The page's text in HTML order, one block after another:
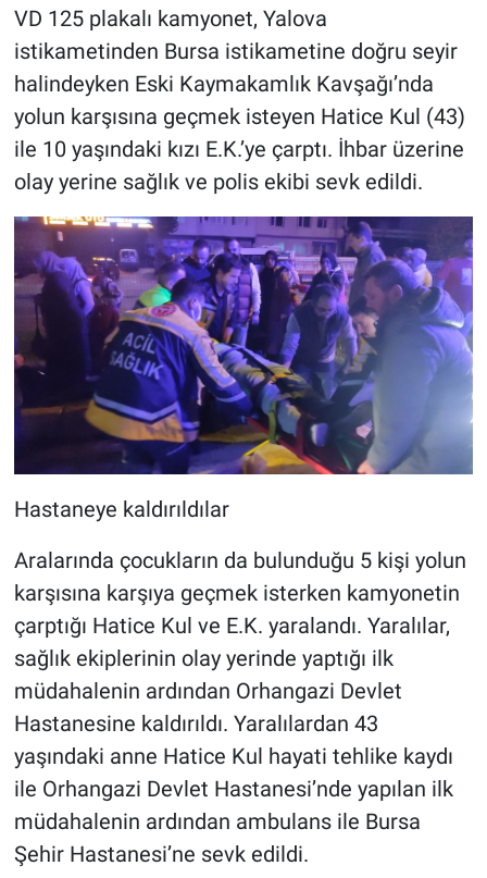
VD 125 plakalı kamyonet, Yalova
istikametinden Bursa istikametine doğru seyir
halindeyken Eski Kaymakamlık Kavşağı’nda
yolun karşısına geçmek isteyen Hatice Kul (43)
ile 10 yaşındaki kızı E.K.’ye çarptı. İhbar üzerine
olay yerine sağlık ve polis ekibi sevk edildi.
Hastaneye kaldırıldılar
Aralarında çocukların da bulunduğu 5 kişi yolun
karşısına karşıya geçmek isterken kamyonetin
çarptığı Hatice Kul ve E.K. yaralandı. Yaralılar,
sağlık ekiplerinin olay yerinde yaptığı ilk
müdahalenin ardından Orhangazi Devlet
Hastanesine kaldırıldı. Yaralılardan 43
yaşındaki anne Hatice Kul hayati tehlike kaydı
ile Orhangazi Devlet Hastanesi’nde yapılan ilk
müdahalenin ardından ambulans ile Bursa
Şehir Hastanesi’ne sevk edildi.